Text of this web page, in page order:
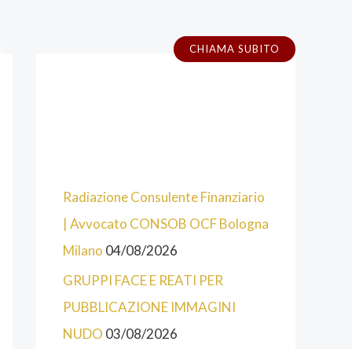
CHIAMA SUBITO
Radiazione Consulente Finanziario
| Avvocato CONSOB OCF Bologna
Milano 04/08/2026
GRUPPI FACE E REATI PER
PUBBLICAZIONE IMMAGINI
NUDO 03/08/2026
E
C
A
T
E
G
O
R
I
E